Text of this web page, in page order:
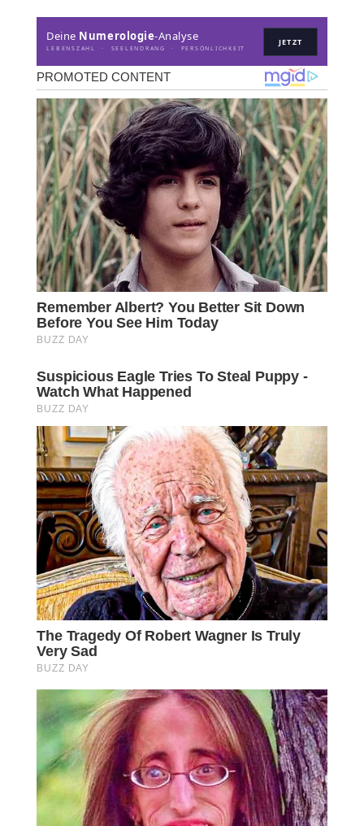
Deine Numerologie-Analyse
LEBENSZAHL · SEELENDRANG · PERSÖNLICHKEIT
JETZT